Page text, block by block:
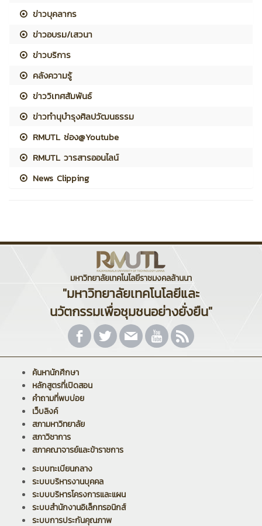
ข่าวบุคลากร
ข่าวอบรม/เสวนา
ข่าวบริการ
คลังความรู้
ข่าววิเทศสัมพันธ์
ข่าวทำนุบำรุงศิลปวัฒนธรรม
RMUTL ช่อง@Youtube
RMUTL วารสารออนไลน์
News Clipping
มหาวิทยาลัยเทคโนโลยีราชมงคลล้านนา
"มหาวิทยาลัยเทคโนโลยีและ
นวัตกรรมเพื่อชุมชนอย่างยั่งยืน"
ค้นหานักศึกษา
หลักสูตรที่เปิดสอน
คำถามที่พบบ่อย
เว็บลิงค์
สภามหาวิทยาลัย
สภาวิชาการ
สภาคณาจารย์และข้าราชการ
ระบบทะเบียนกลาง
ระบบบริหารงานบุคคล
ระบบบริหารโครงการและแผน
ระบบสำนักงานอิเล็กทรอนิกส์
ระบบการประกันคุณภาพ